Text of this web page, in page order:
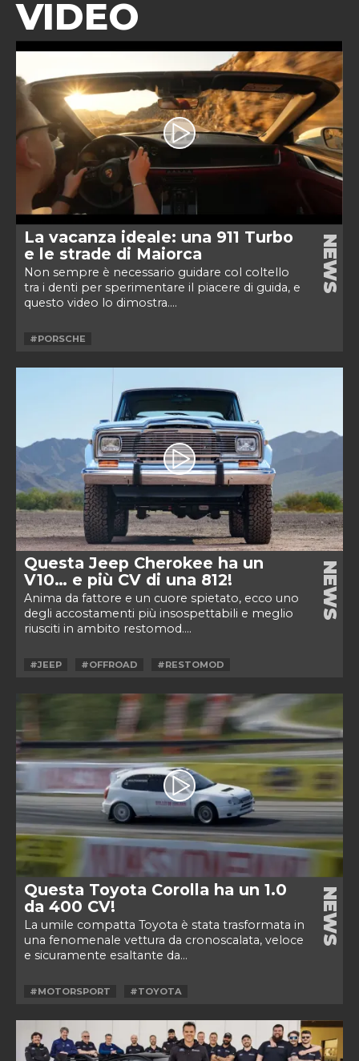
VIDEO
La vacanza ideale: una 911 Turbo
e le strade di Maiorca
Non sempre è necessario guidare col coltello
tra i denti per sperimentare il piacere di guida, e
questo video lo dimostra....
NEWS
#PORSCHE
Questa Jeep Cherokee ha un
V10… e più CV di una 812!
Anima da fattore e un cuore spietato, ecco uno
degli accostamenti più insospettabili e meglio
riusciti in ambito restomod....
NEWS
#JEEP #OFFROAD #RESTOMOD
Questa Toyota Corolla ha un 1.0
da 400 CV!
La umile compatta Toyota è stata trasformata in
una fenomenale vettura da cronoscalata, veloce
e sicuramente esaltante da...
NEWS
#MOTORSPORT #TOYOTA